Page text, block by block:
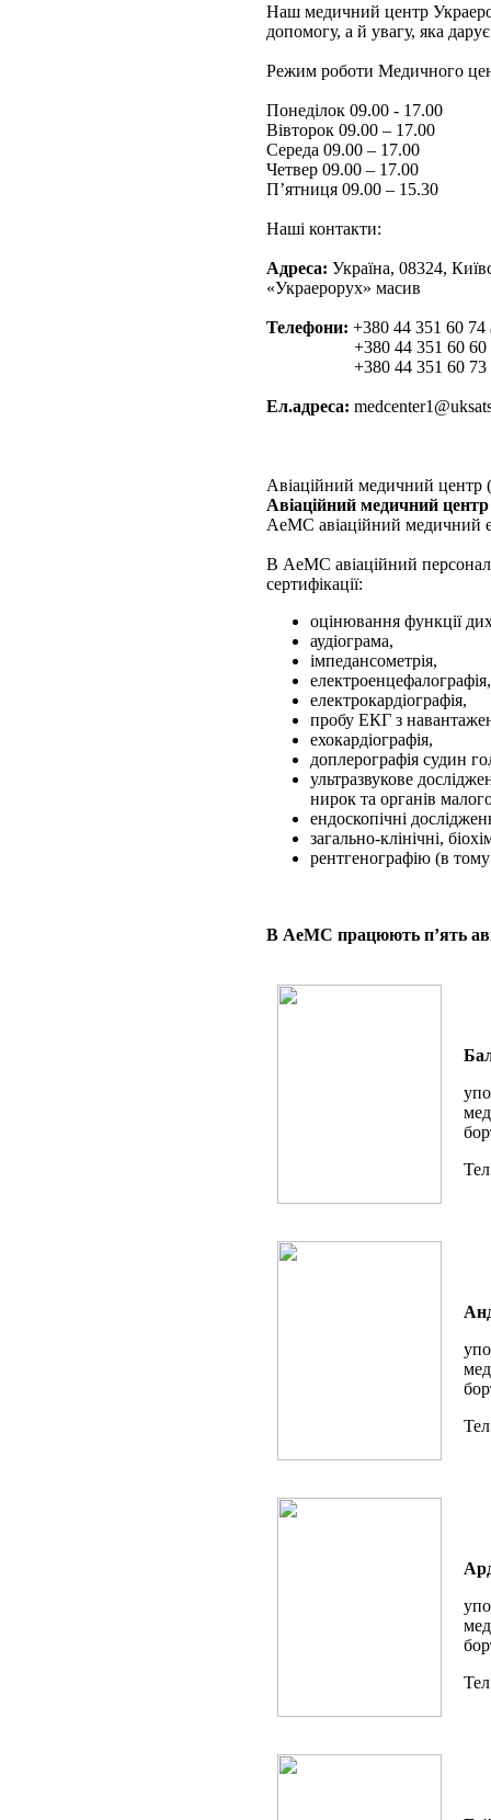
Наш медичний центр
допомогу, а й увагу, яка
Режим роботи Медичного
Понеділок 09.00 - 17.00
Вівторок 09.00 – 17.00
Середа 09.00 – 17.00
Четвер 09.00 – 17.00
П’ятниця 09.00 – 15.30
Наші контакти:
Адреса: Україна, 08324,
«Украерорух» масив
Телефони: +380 44 351 60 74
+380 44 351 60 60
+380 44 351 60 73
Ел.адреса:
Авіаційний медичний
Авіаційний медичний
АеМС авіаційний медичний
В АеМС авіаційний персонал
сертифікації:
оцінювання функції
аудіограма,
імпедансометрія,
електроенцефалографія,
електрокардіографія,
пробу ЕКГ з
ехокардіографія,
доплерографія судин
ультразвукове
нирок та органів
ендоскопічні
загально-клінічні,
рентгенографію (в
В АеМС працюють п’ять